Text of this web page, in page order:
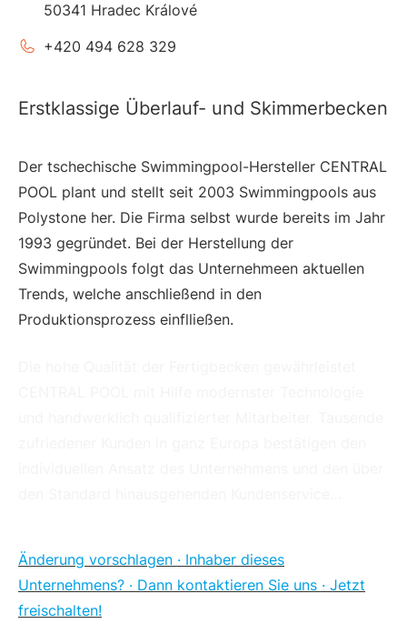
50341 Hradec Králové
+420 494 628 329
Erstklassige Überlauf- und Skimmerbecken
Der tschechische Swimmingpool-Hersteller CENTRAL
POOL plant und stellt seit 2003 Swimmingpools aus
Polystone her. Die Firma selbst wurde bereits im Jahr
1993 gegründet. Bei der Herstellung der
Swimmingpools folgt das Unternehmeen aktuellen
Trends, welche anschließend in den
Produktionsprozess einflließen.
Änderung vorschlagen · Inhaber dieses
Unternehmens? · Dann kontaktieren Sie uns · Jetzt
freischalten!